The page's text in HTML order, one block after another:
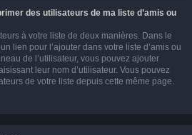
des utilisateurs de ma liste d’amis ou
à votre liste de deux manières. Dans le
lien pour l’ajouter dans votre liste d’amis ou
de l’utilisateur, vous pouvez ajouter
leur nom d’utilisateur. Vous pouvez
de votre liste depuis cette même page.